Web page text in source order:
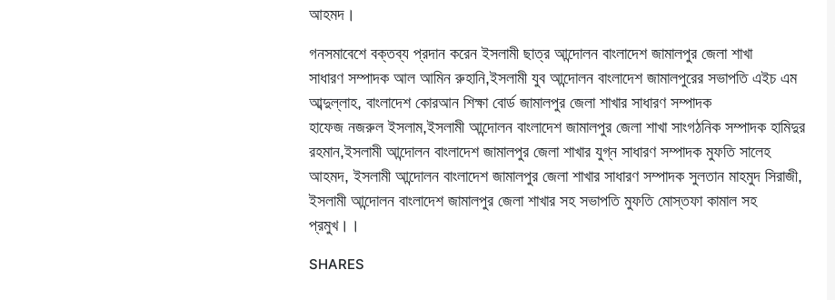
আহমদ।
গনসমাবেশে বক্তব্য প্রদান করেন ইসলামী ছাত্র আন্দোলন বাংলাদেশ জামালপুর জেলা শাখা
সাধারণ সম্পাদক আল আমিন রুহানি,ইসলামী যুব আন্দোলন বাংলাদেশ জামালপুরের সভাপতি এইচ এম
আব্দুল্লাহ, বাংলাদেশ কোরআন শিক্ষা বোর্ড জামালপুর জেলা শাখার সাধারণ সম্পাদক
হাফেজ নজরুল ইসলাম,ইসলামী আন্দোলন বাংলাদেশ জামালপুর জেলা শাখা সাংগঠনিক সম্পাদক হামিদুর
রহমান,ইসলামী আন্দোলন বাংলাদেশ জামালপুর জেলা শাখার যুগ্ন সাধারণ সম্পাদক মুফতি সালেহ
আহমদ, ইসলামী আন্দোলন বাংলাদেশ জামালপুর জেলা শাখার সাধারণ সম্পাদক সুলতান মাহমুদ সিরাজী,
ইসলামী আন্দোলন বাংলাদেশ জামালপুর জেলা শাখার সহ সভাপতি মুফতি মোস্তফা কামাল সহ
প্রমুখ।।
SHARES